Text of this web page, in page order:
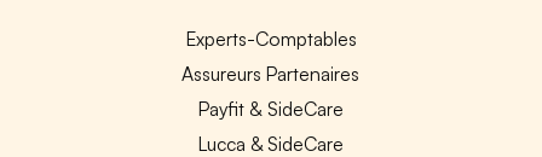
Experts-Comptables
Assureurs Partenaires
Payfit & SideCare
Lucca & SideCare